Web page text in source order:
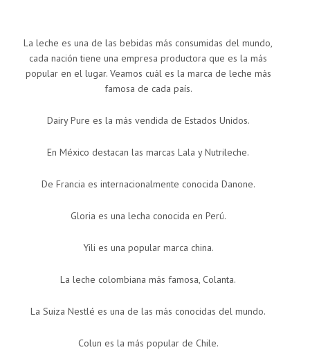
La leche es una de las bebidas más consumidas del mundo,
cada nación tiene una empresa productora que es la más
popular en el lugar. Veamos cuál es la marca de leche más
famosa de cada país.
Dairy Pure es la más vendida de Estados Unidos.
En México destacan las marcas Lala y Nutrileche.
De Francia es internacionalmente conocida Danone.
Gloria es una lecha conocida en Perú.
Yili es una popular marca china.
La leche colombiana más famosa, Colanta.
La Suiza Nestlé es una de las más conocidas del mundo.
Colun es la más popular de Chile.